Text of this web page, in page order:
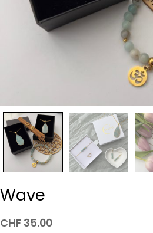
Wave
CHF 35.00